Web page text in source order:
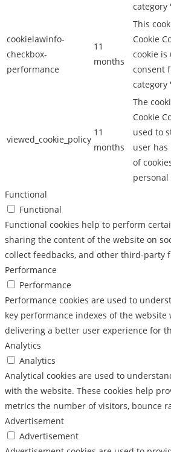
category
cookielawinfo-
checkbox-
performance
11
months
This
Cookie
cookie
consent
category
viewed_cookie_policy
11
months
The
Cookie
used to
user has
of
personal
Functional
Functional
Functional cookies help to perform
sharing the content of the website on
collect feedbacks, and other third-party
Performance
Performance
Performance cookies are used to
key performance indexes of the website
delivering a better user experience for
Analytics
Analytics
Analytical cookies are used to
with the website. These cookies help
metrics the number of visitors, bounce
Advertisement
Advertisement